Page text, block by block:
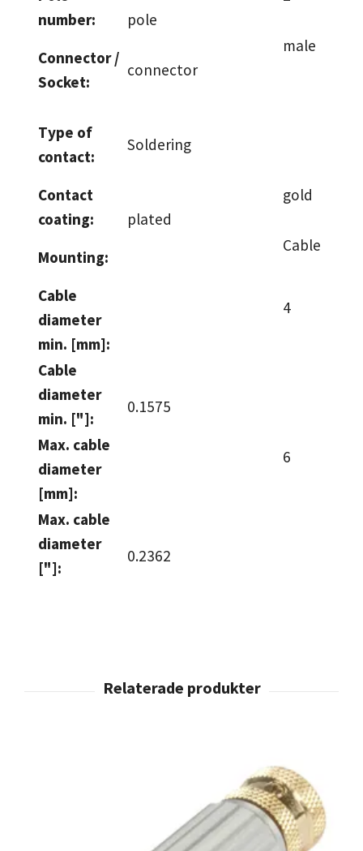
number:
pole
Connector /
Socket:
male
connector
Type of
contact:
Soldering
Contact
coating:
gold
plated
Mounting:
Cable
Cable
diameter
min. [mm]:
4
Cable
diameter
min. ["]:
0.1575
Max. cable
diameter
[mm]:
6
Max. cable
diameter
["]:
0.2362